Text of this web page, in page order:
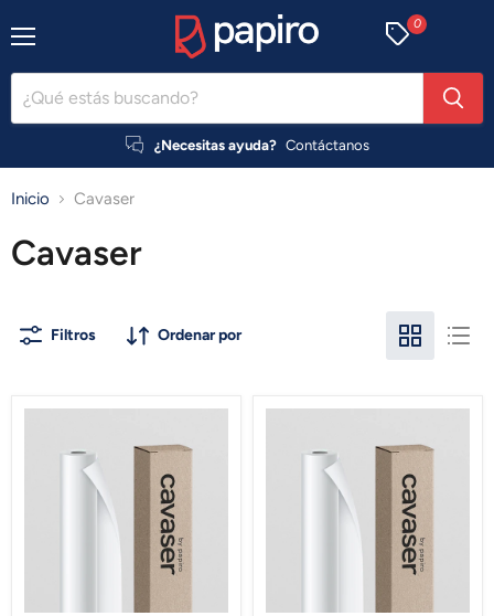
¿Necesitas ayuda? Contáctanos
0
Inicio Cavaser
Cavaser
Filtros Ordenar por
Cavaser
Cavaser